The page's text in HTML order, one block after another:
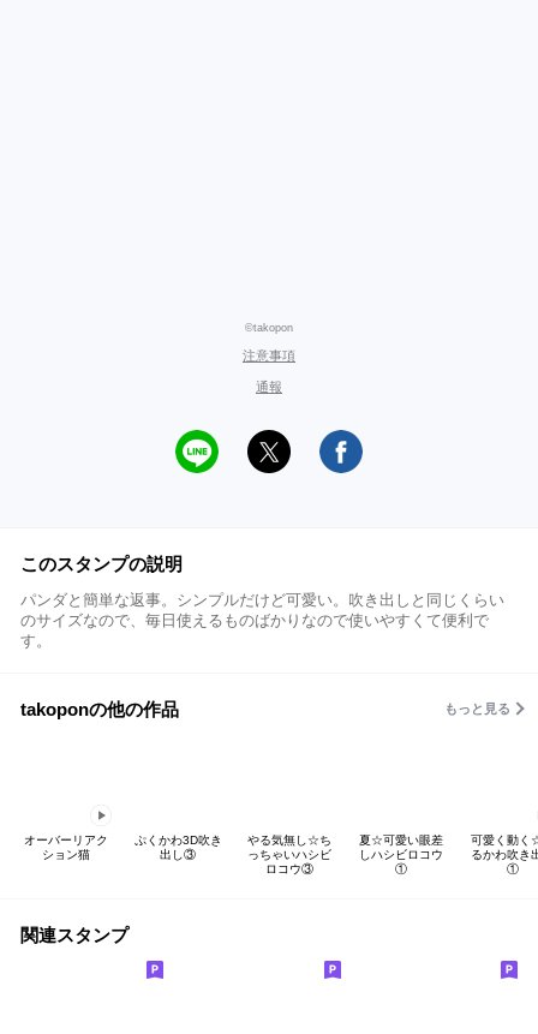
©takopon
注意事項
通報
このスタンプの説明
パンダと簡単な返事。シンプルだけど可愛い。吹き出しと同じくらい
のサイズなので、毎日使えるものばかりなので使いやすくて便利で
す。
takoponの他の作品 もっと見る
オーバーリアク
ション猫
ぷくかわ3D吹き
出し③
やる気無し☆ち
っちゃいハシビ
ロコウ③
夏☆可愛い眼差
しハシビロコウ
①
可愛く動く
るかわ吹き
①
関連スタンプ